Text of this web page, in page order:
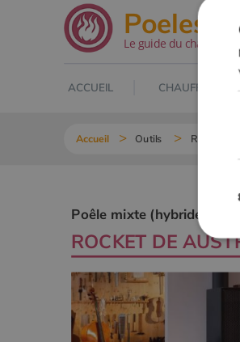
Poeles
Le guide du chauffage
ACCUEIL CHAUFFAGE
Accueil Outils
Poêle mixte (hybride) :
ROCKET DE